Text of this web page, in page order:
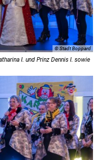
© Stadt Boppard
I. und Prinz Dennis I. sowie